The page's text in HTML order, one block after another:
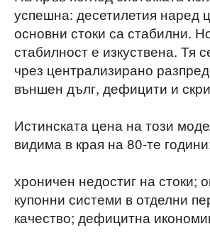
успешна: десетилетия наред
основни стоки са стабилни.
стабилност е изкуствена. Тя
чрез централизирано
външен дълг, дефицити и
Истинската цена на този
видима в края на 80-те
хроничен недостиг на стоки;
купонни системи в отделни
качество; дефицитна